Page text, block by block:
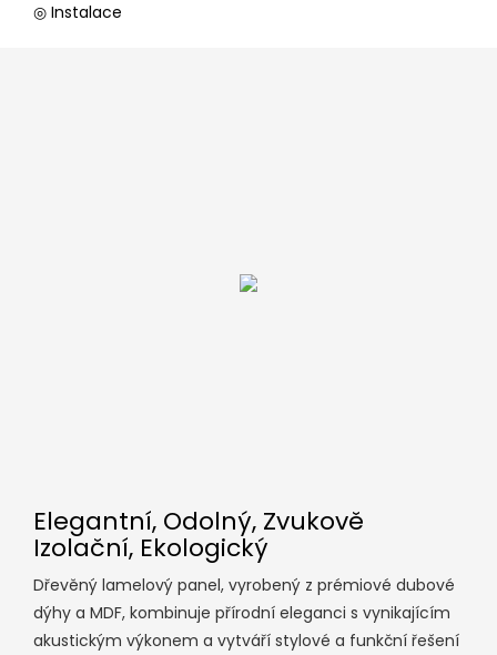
◎ Instalace
Elegantní, Odolný, Zvukově
Izolační, Ekologický
Dřevěný lamelový panel, vyrobený z prémiové dubové
dýhy a MDF, kombinuje přírodní eleganci s vynikajícím
akustickým výkonem a vytváří stylové a funkční řešení